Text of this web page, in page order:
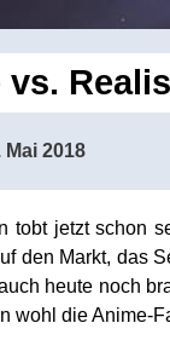
vs.
Mai 2018
tobt jetzt schon
den Markt, das
heute noch
wohl die Anime-